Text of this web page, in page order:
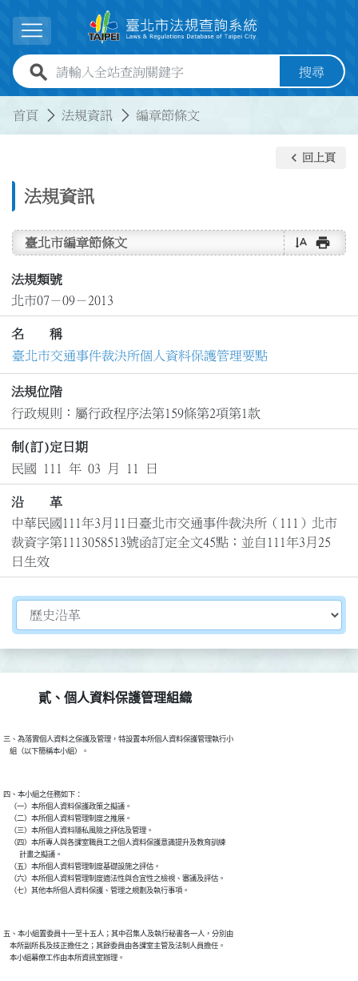
展開選單
全站查詢關鍵字欄位 搜尋
首頁 法規資訊 編章節條文
法規資訊
keyboard_arrow_left 回上頁
臺北市編章節條文 text_rotate_vertical print
法規類號
北市07－09－2013
名 稱
臺北市交通事件裁決所個人資料保護管理要點
法規位階
行政規則：屬行政程序法第159條第2項第1款
制(訂)定日期
民國 111 年 03 月 11 日
沿 革
中華民國111年3月11日臺北市交通事件裁決所（111）北市
裁資字第1113058513號函訂定全文45點；並自111年3月25
日生效
切換選擇法規資訊內容
貳、個人資料保護管理組織
三、為落實個人資料之保護及管理，特設置本所個人資料保護管理執行小
四、本小組之任務如下：
    （一）本所個人資料保護政策之擬議。
    （二）本所個人資料管理制度之推展。
    （三）本所個人資料隱私風險之評估及管理。
    （四）本所專人與各課室職員工之個人資料保護意識提升及教育訓練
          計畫之擬議。
    （五）本所個人資料管理制度基礎設施之評估。
    （六）本所個人資料管理制度適法性與合宜性之檢視、審議及評估。
五、本小組置委員十一至十五人；其中召集人及執行秘書各一人，分別由
    本所副所長及技正擔任之；其餘委員由各課室主管及法制人員擔任。